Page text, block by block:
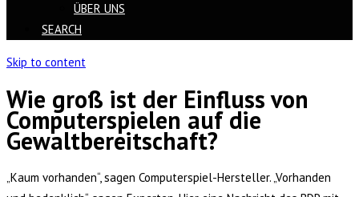
ÜBER UNS
SEARCH
Skip to content
Wie groß ist der Einfluss von
Computerspielen auf die
Gewaltbereitschaft?
„Kaum vorhanden“, sagen Computerspiel-Hersteller. „Vorhanden